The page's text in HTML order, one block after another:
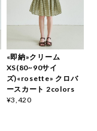
«即納»クリーム
XS(80~90サイ
ズ)«rosette» クロバ
ースカート 2colors
¥3,420